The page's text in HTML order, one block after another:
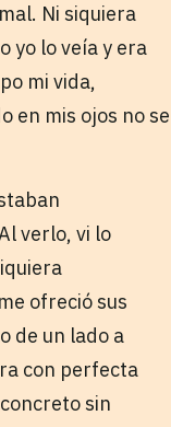
Ni siquiera
yo lo veía y era
mi vida,
en mis ojos no se
verlo, vi lo
ofreció sus
de un lado a
con perfecta
sin